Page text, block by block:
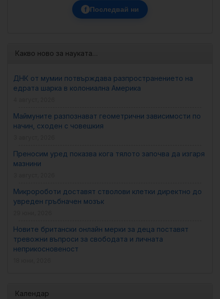
f Последвай ни
Какво ново за науката…
ДНК от мумии потвърждава разпространението на
едрата шарка в колониална Америка
Маймуните разпознават геометрични зависимости по
начин, сходен с човешкия
Преносим уред показва кога тялото започва да изгаря
мазнини
Микророботи доставят стволови клетки директно до
увреден гръбначен мозък
Новите британски онлайн мерки за деца поставят
тревожни въпроси за свободата и личната
неприкосновеност
Календар